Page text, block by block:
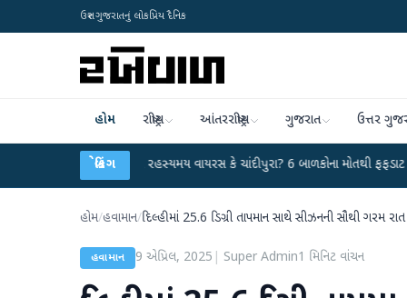
ઉત્તર ગુજરાતનું લોકપ્રિય દૈનિક
હોમ રાષ્ટ્રીય આંતરરાષ્ટ્રીય ગુજરાત ઉત્તર
બ્રેકિંગ
હિંમતનગરમાં રહસ્યમય વાયરસ કે ચાંદીપુરા? 6 બાળકોના મોતથી ફફડાટ ● હવામાન
હોમ/હવામાન/દિલ્હીમાં 25.6 ડિગ્રી તાપમાન સાથે સીઝનની સૌથી ગરમ
હવામાન 9 એપ્રિલ, 2025 Super Admin1 મિનિટ વાંચન